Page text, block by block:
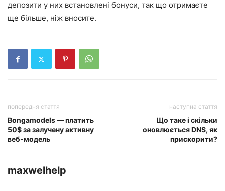
депозити у них встановлені бонуси, так що отримаєте
ще більше, ніж вносите.
попередня стаття
Bongamodels — платить
50$ за залучену активну
веб-модель
наступна стаття
Що таке і скільки
оновлюється DNS, як
прискорити?
maxwelhelp